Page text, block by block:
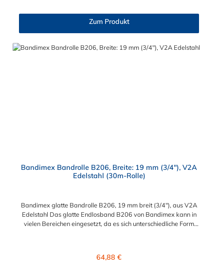
Zum Produkt
Bandimex Bandrolle B206, Breite: 19 mm (3/4"), V2A
Edelstahl (30m-Rolle)
Bandimex glatte Bandrolle B206, 19 mm breit (3/4"), aus V2A
Edelstahl Das glatte Endlosband B206 von Bandimex kann in
vielen Bereichen eingesetzt, da es sich unterschiedliche Form
Bandbreite von 19 mm (3/4") und wird als eine 30m-Rolle
Regulärer Preis:
64,88 €